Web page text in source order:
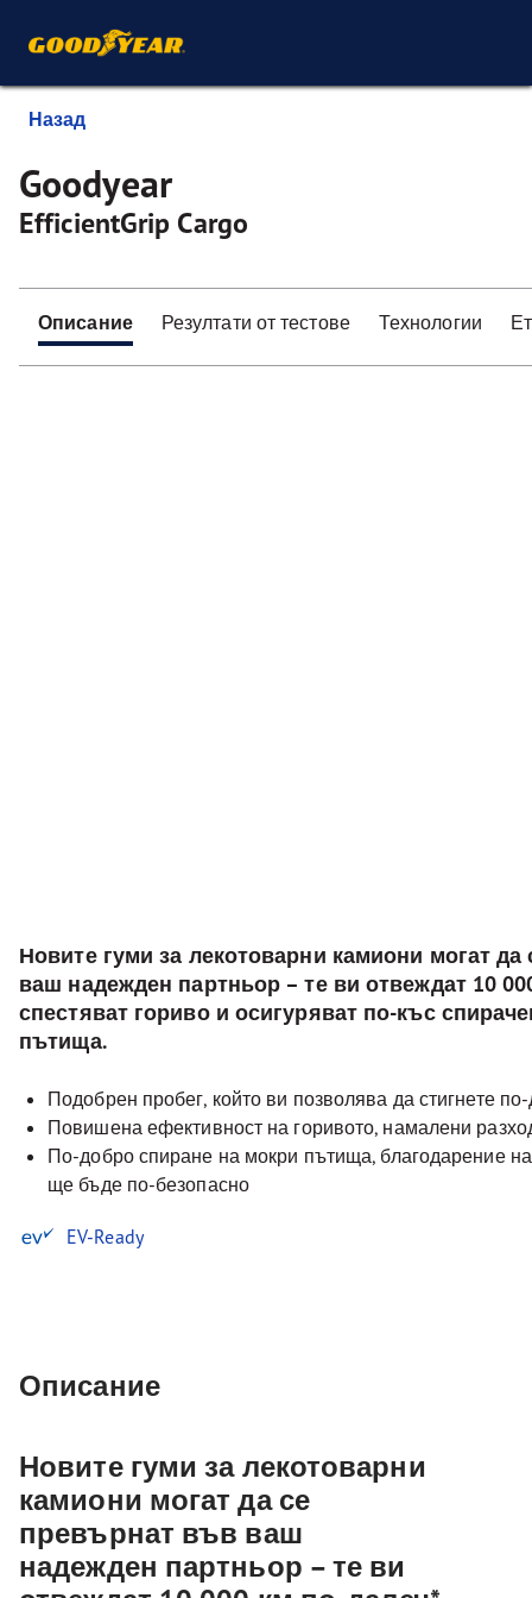
Назад
Goodyear
EfficientGrip Cargo
Описание Резултати от тестове Технологии
Новите гуми за лекотоварни камиони могат
ваш надежден партньор – те ви отвеждат 10
спестяват гориво и осигуряват по-къс
пътища.
Подобрен пробег, който ви позволява да стигнете
Повишена ефективност на горивото, намалени
По-добро спиране на мокри пътища, благодарение
ще бъде по-безопасно
EV-Ready
Описание
Новите гуми за лекотоварни
камиони могат да се
превърнат във ваш
надежден партньор – те ви